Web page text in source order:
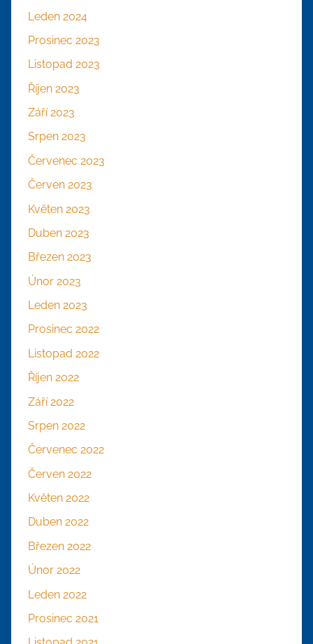
Leden 2024
Prosinec 2023
Listopad 2023
Říjen 2023
Září 2023
Srpen 2023
Červenec 2023
Červen 2023
Květen 2023
Duben 2023
Březen 2023
Únor 2023
Leden 2023
Prosinec 2022
Listopad 2022
Říjen 2022
Září 2022
Srpen 2022
Červenec 2022
Červen 2022
Květen 2022
Duben 2022
Březen 2022
Únor 2022
Leden 2022
Prosinec 2021